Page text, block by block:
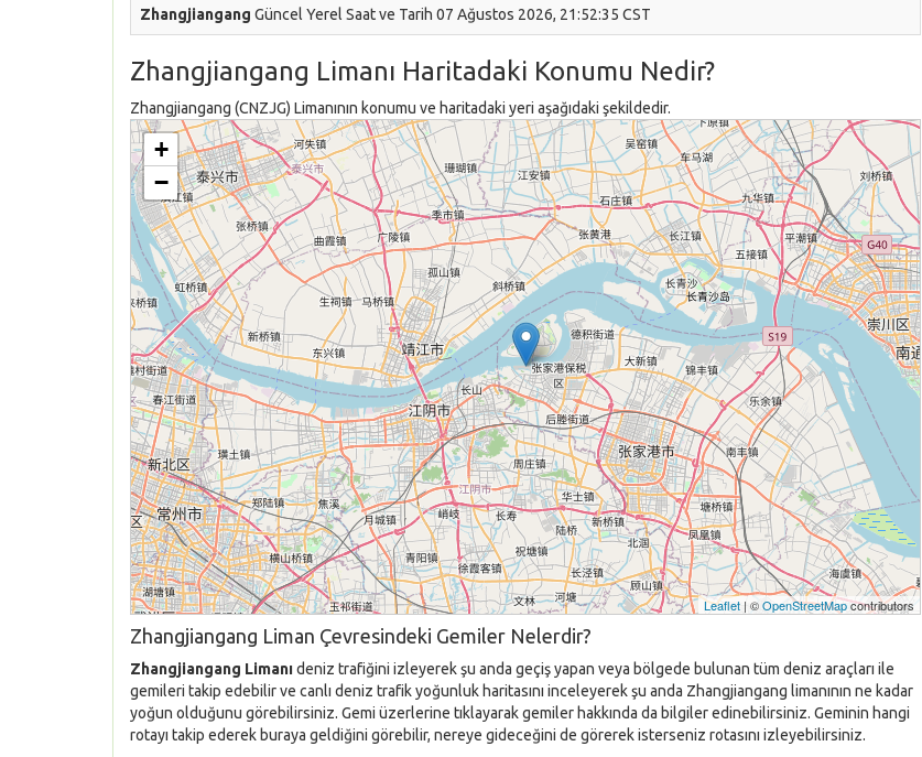
Zhangjiangang Güncel Yerel Saat ve Tarih 07 Ağustos 2026, 21:52:35 CST
Zhangjiangang Limanı Haritadaki Konumu Nedir?
Zhangjiangang (CNZJG) Limanının konumu ve haritadaki yeri aşağıdaki şekildedir.
+
−
Leaflet | ©OpenStreetMapcontributors
Zhangjiangang Liman Çevresindeki Gemiler Nelerdir?
Zhangjiangang Limanıdeniz trafiğini izleyerek şu anda geçiş yapan veya bölgede bulunan tüm deniz araçları ile
gemileri takip edebilir ve canlı deniz trafik yoğunluk haritasını inceleyerek şu anda Zhangjiangang limanının ne kadar
yoğun olduğunu görebilirsiniz. Gemi üzerlerine tıklayarak gemiler hakkında da bilgiler edinebilirsiniz. Geminin hangi
rotayı takip ederek buraya geldiğini görebilir, nereye gideceğini de görerek isterseniz rotasını izleyebilirsiniz.